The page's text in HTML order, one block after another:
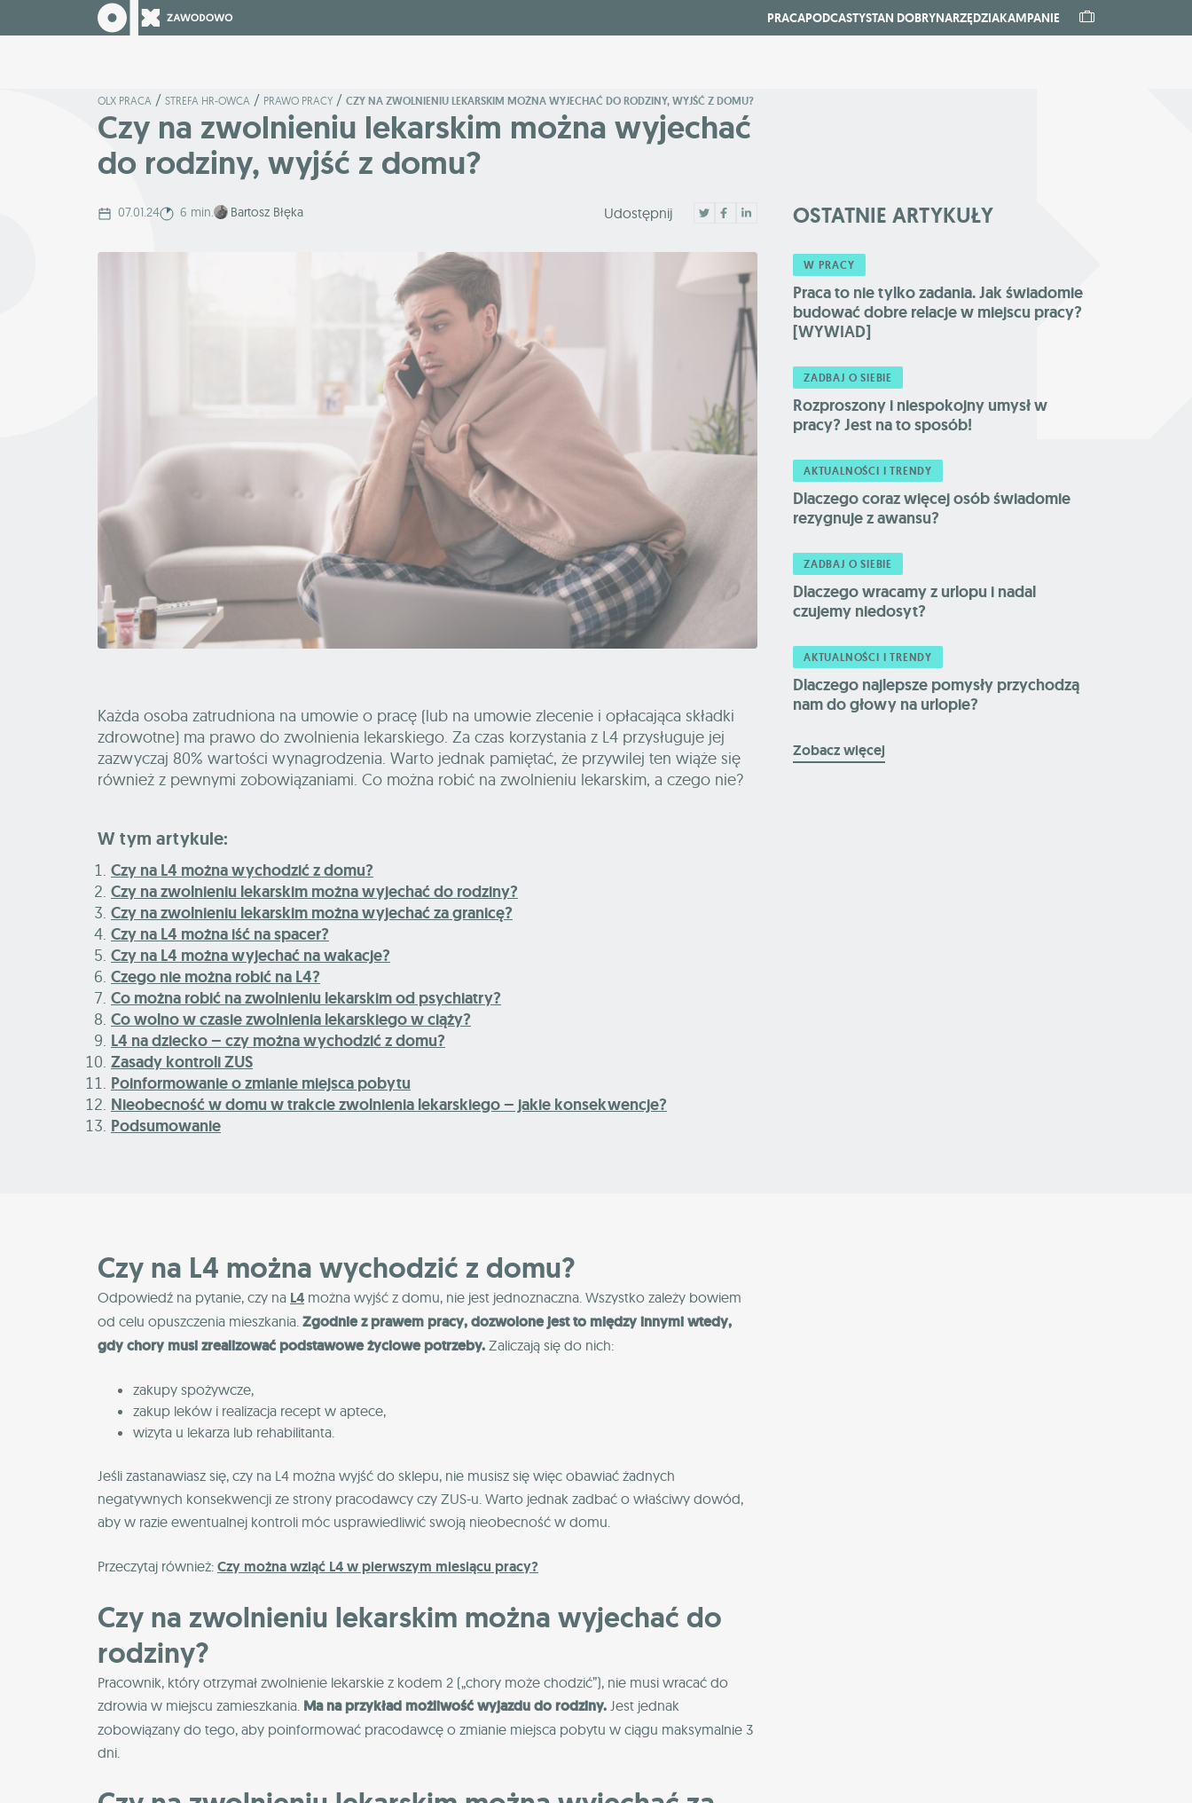
PRACAPODCASTYSTAN DOBRYNARZĘDZIAKAMPANIE
OLX PRACA / STREFA HR-OWCA / PRAWO PRACY / CZY NA ZWOLNIENIU LEKARSKIM MOŻNA WYJECHAĆ DO RODZINY, WYJŚĆ Z DOMU?
Czy na zwolnieniu lekarskim można wyjechać
do rodziny, wyjść z domu?
07.01.24 6 min. Bartosz Błęka Udostępnij
Każda osoba zatrudniona na umowie o pracę (lub na umowie zlecenie i opłacająca składki
zdrowotne) ma prawo do zwolnienia lekarskiego. Za czas korzystania z L4 przysługuje jej
zazwyczaj 80% wartości wynagrodzenia. Warto jednak pamiętać, że przywilej ten wiąże się
również z pewnymi zobowiązaniami. Co można robić na zwolnieniu lekarskim, a czego nie?
W tym artykule:
Czy na L4 można wychodzić z domu?
Czy na zwolnieniu lekarskim można wyjechać do rodziny?
Czy na zwolnieniu lekarskim można wyjechać za granicę?
Czy na L4 można iść na spacer?
Czy na L4 można wyjechać na wakacje?
Czego nie można robić na L4?
Co można robić na zwolnieniu lekarskim od psychiatry?
Co wolno w czasie zwolnienia lekarskiego w ciąży?
L4 na dziecko – czy można wychodzić z domu?
Zasady kontroli ZUS
Poinformowanie o zmianie miejsca pobytu
Nieobecność w domu w trakcie zwolnienia lekarskiego – jakie konsekwencje?
Podsumowanie
OSTATNIE ARTYKUŁY
W PRACY
Praca to nie tylko zadania. Jak świadomie
budować dobre relacje w miejscu pracy?
[WYWIAD]
ZADBAJ O SIEBIE
Rozproszony i niespokojny umysł w
pracy? Jest na to sposób!
AKTUALNOŚCI I TRENDY
Dlaczego coraz więcej osób świadomie
rezygnuje z awansu?
ZADBAJ O SIEBIE
Dlaczego wracamy z urlopu i nadal
czujemy niedosyt?
AKTUALNOŚCI I TRENDY
Dlaczego najlepsze pomysły przychodzą
nam do głowy na urlopie?
Zobacz więcej
Czy na L4 można wychodzić z domu?
Odpowiedź na pytanie, czy na L4 można wyjść z domu, nie jest jednoznaczna. Wszystko zależy bowiem
od celu opuszczenia mieszkania. Zgodnie z prawem pracy, dozwolone jest to między innymi wtedy,
gdy chory musi zrealizować podstawowe życiowe potrzeby. Zaliczają się do nich:
zakupy spożywcze,
zakup leków i realizacja recept w aptece,
wizyta u lekarza lub rehabilitanta.
Jeśli zastanawiasz się, czy na L4 można wyjść do sklepu, nie musisz się więc obawiać żadnych
negatywnych konsekwencji ze strony pracodawcy czy ZUS-u. Warto jednak zadbać o właściwy dowód,
aby w razie ewentualnej kontroli móc usprawiedliwić swoją nieobecność w domu.
Przeczytaj również: Czy można wziąć L4 w pierwszym miesiącu pracy?
Czy na zwolnieniu lekarskim można wyjechać do
rodziny?
Pracownik, który otrzymał zwolnienie lekarskie z kodem 2 („chory może chodzić”), nie musi wracać do
zdrowia w miejscu zamieszkania. Ma na przykład możliwość wyjazdu do rodziny. Jest jednak
zobowiązany do tego, aby poinformować pracodawcę o zmianie miejsca pobytu w ciągu maksymalnie 3
dni.